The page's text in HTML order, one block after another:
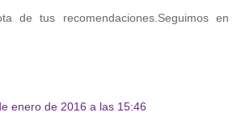
de tus recomendaciones.Seguimos en
enero de 2016 a las 15:46